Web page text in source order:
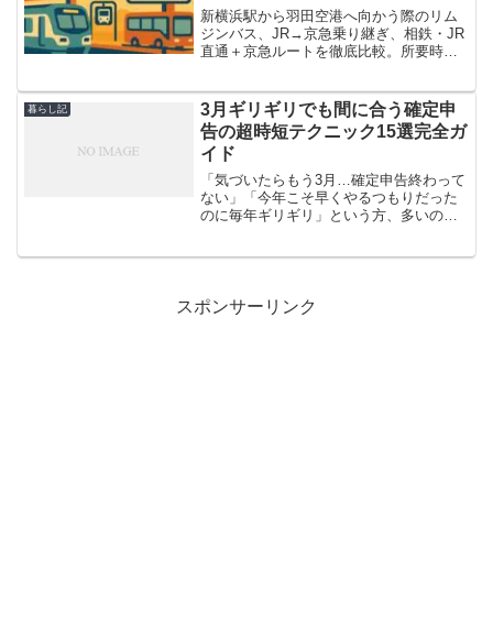
新横浜駅から羽田空港へ向かう際のリム
ジンバス、JR→京急乗り継ぎ、相鉄・JR
直通＋京急ルートを徹底比較。所要時
す。
暮らし記
3月ギリギリでも間に合う確定申
告の超時短テクニック15選完全ガ
イド
「気づいたらもう3月…確定申告終わって
ない」「今年こそ早くやるつもりだった
のに毎年ギリギリ」という方、多いので
スポンサーリンク